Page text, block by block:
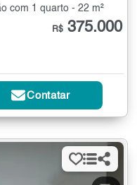
com 1 quarto - 22 m²
R$ 375.000
Contatar